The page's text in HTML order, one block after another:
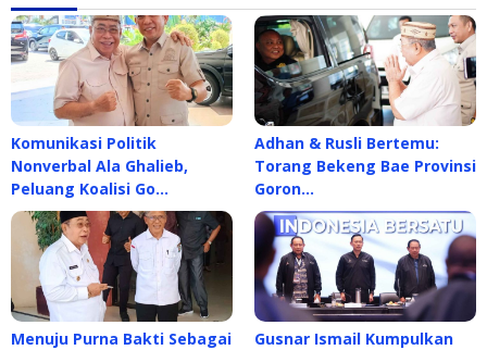
Komunikasi Politik
Nonverbal Ala Ghalieb,
Peluang Koalisi Go…
Adhan & Rusli Bertemu:
Torang Bekeng Bae Provinsi
Goron…
Menuju Purna Bakti Sebagai
Gusnar Ismail Kumpulkan